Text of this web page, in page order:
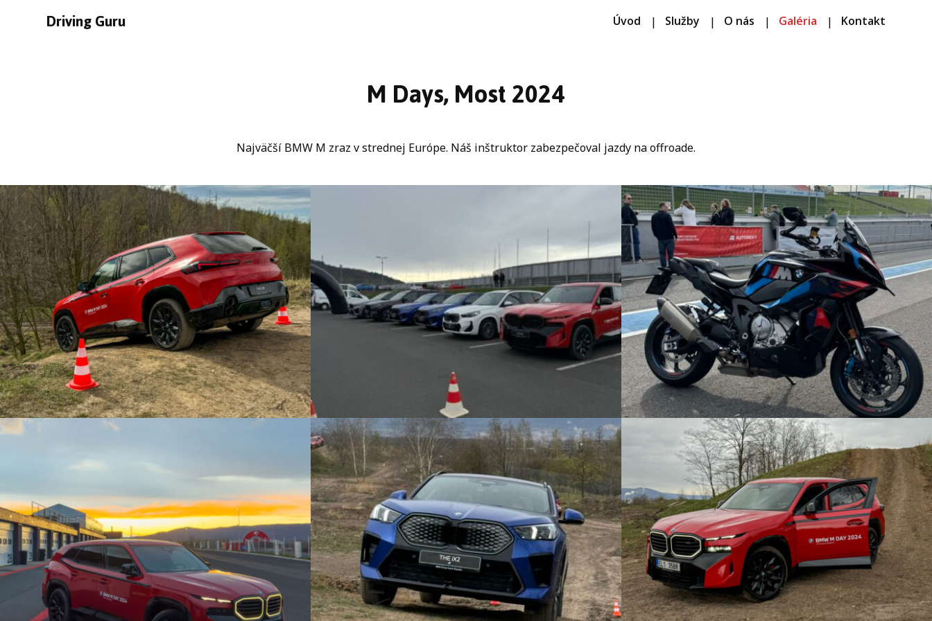
Driving Guru Úvod Služby O nás Galéria Kontakt
M Days, Most 2024
Najväčší BMW M zraz v strednej Európe. Náš inštruktor zabezpečoval jazdy na offroade.